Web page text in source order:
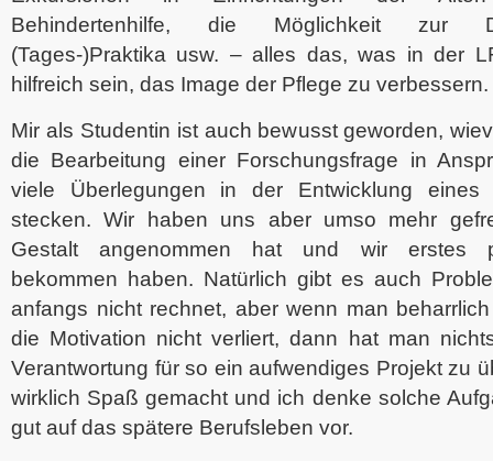
Behindertenhilfe, die Möglichkeit zur
(Tages-)Praktika usw. – alles das, was in der
hilfreich sein, das Image der Pflege zu verbessern.
Mir als Studentin ist auch bewusst geworden,
die Bearbeitung einer Forschungsfrage in
viele Überlegungen in der Entwicklung eines
stecken. Wir haben uns aber umso mehr
Gestalt angenommen hat und wir erstes
bekommen haben. Natürlich gibt es auch
anfangs nicht rechnet, aber wenn man beharrlich
die Motivation nicht verliert, dann hat man
Verantwortung für so ein aufwendiges Projekt zu
wirklich Spaß gemacht und ich denke solche
gut auf das spätere Berufsleben vor.